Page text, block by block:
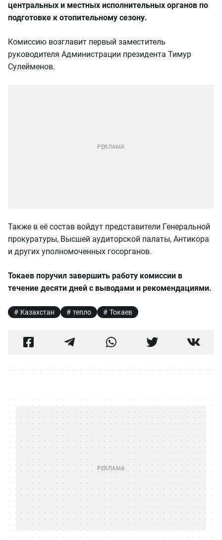
центральных и местных исполнительных органов по
подготовке к отопительному сезону.
Комиссию возглавит первый заместитель
руководителя Администрации президента Тимур
Сулейменов.
Также в её состав войдут представители Генеральной
прокуратуры, Высшей аудиторской палаты, Антикора
и других уполномоченных госорганов.
Токаев поручил завершить работу комиссии в
течение десяти дней с выводами и рекомендациями.
Казахстан тепло Токаев